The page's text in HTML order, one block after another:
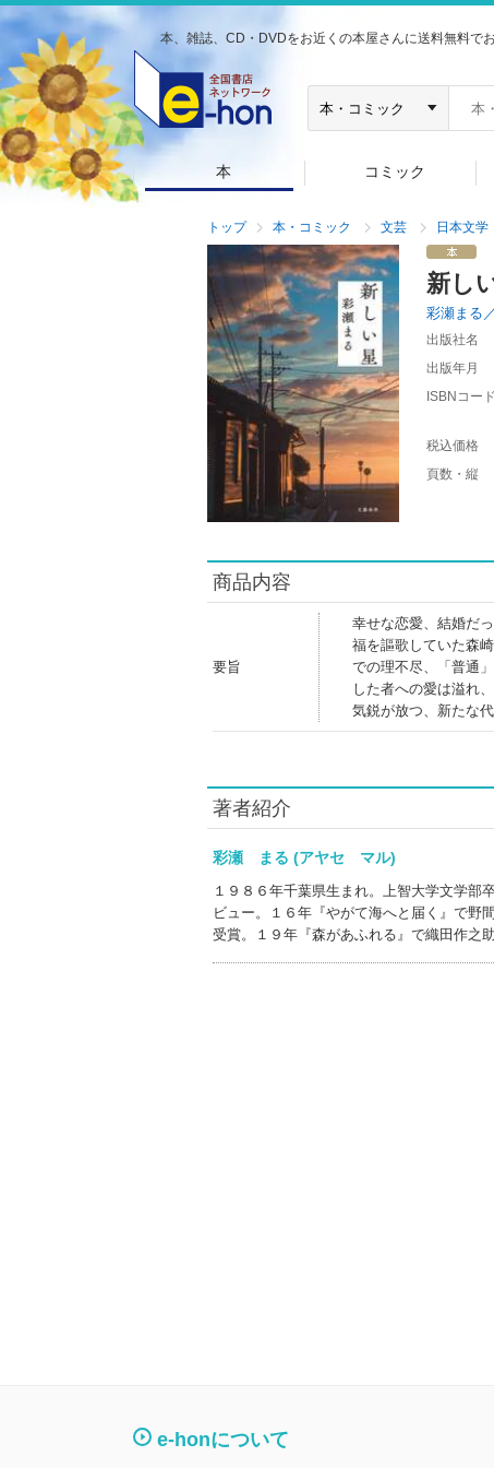
本、雑誌、CD・DVDをお近くの本屋さんに送料無料で
本 コミック
トップ 本・コミック 文芸 日本文学
新し
彩瀬まる
出版社名
出版年月
ISBNコード
税込価格
頁数・縦
商品内容
要旨
幸せな恋愛、結婚だ
福を謳歌していた森
での理不尽、「普通
した者への愛は溢れ
気鋭が放つ、新たな代
著者紹介
彩瀬 まる (アヤセ マル)
１９８６年千葉県生まれ。上智大学文学部
ビュー。１６年『やがて海へと届く』で野
受賞。１９年『森があふれる』で織田作之
e-honについて